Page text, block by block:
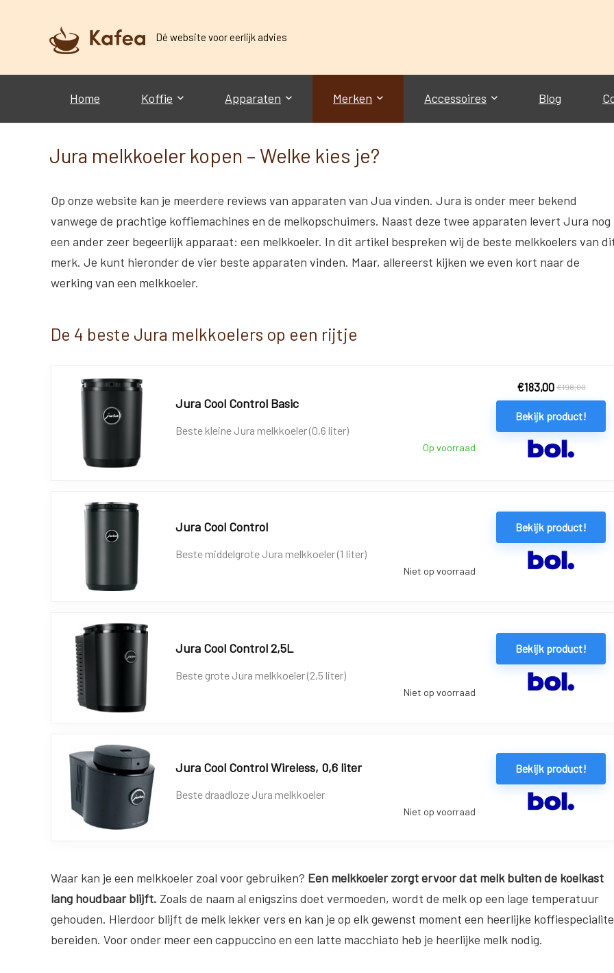
Dé website voor eerlijk advies
Home Koffie Apparaten Merken Accessoires Blog
Jura melkkoeler kopen – Welke kies je?
Op onze website kan je meerdere reviews van apparaten van Jua vinden. Jura is onder meer bekend
vanwege de prachtige koffiemachines en de melkopschuimers. Naast deze twee apparaten levert Jura nog
een ander zeer begeerlijk apparaat: een melkkoeler. In dit artikel bespreken wij de beste melkkoelers van
merk. Je kunt hieronder de vier beste apparaten vinden. Maar, allereerst kijken we even kort naar de
werking van een melkkoeler.
De 4 beste Jura melkkoelers op een rijtje
Jura Cool Control Basic
Beste kleine Jura melkkoeler (0,6 liter)
Op voorraad
€183,00€198,00
Bekijk product!
Jura Cool Control
Beste middelgrote Jura melkkoeler (1 liter)
Niet op voorraad
Bekijk product!
Jura Cool Control 2,5L
Beste grote Jura melkkoeler (2,5 liter)
Niet op voorraad
Bekijk product!
Jura Cool Control Wireless, 0,6 liter
Beste draadloze Jura melkkoeler
Niet op voorraad
Bekijk product!
Waar kan je een melkkoeler zoal voor gebruiken? Een melkkoeler zorgt ervoor dat melk buiten de koelkast
lang houdbaar blijft. Zoals de naam al enigszins doet vermoeden, wordt de melk op een lage temperatuur
gehouden. Hierdoor blijft de melk lekker vers en kan je op elk gewenst moment een heerlijke
bereiden. Voor onder meer een cappuccino en een latte macchiato heb je heerlijke melk nodig.